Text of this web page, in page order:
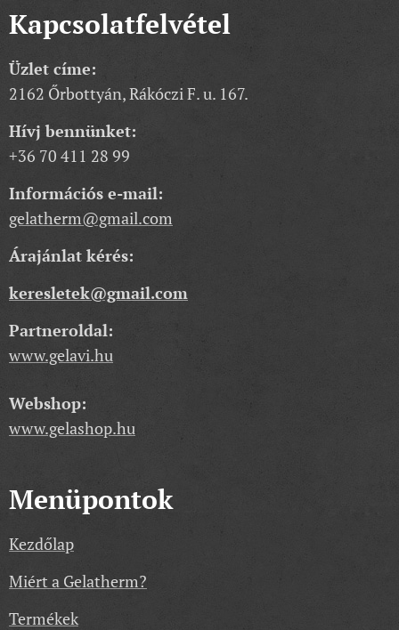
Kapcsolatfelvétel
Üzlet címe:
2162 Őrbottyán, Rákóczi F. u. 167.
Hívj bennünket:
+36 70 411 28 99
Információs e-mail:
gelatherm@gmail.com
Árajánlat kérés:
keresletek@gmail.com
Partneroldal:
www.gelavi.hu
Webshop:
www.gelashop.hu
Menüpontok
Kezdőlap
Miért a Gelatherm?
Termékek